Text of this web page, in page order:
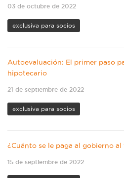
03 de octubre de 2022
exclusiva para socios
Autoevaluación: El primer paso
hipotecario
21 de septiembre de 2022
exclusiva para socios
¿Cuánto se le paga al gobierno
15 de septiembre de 2022